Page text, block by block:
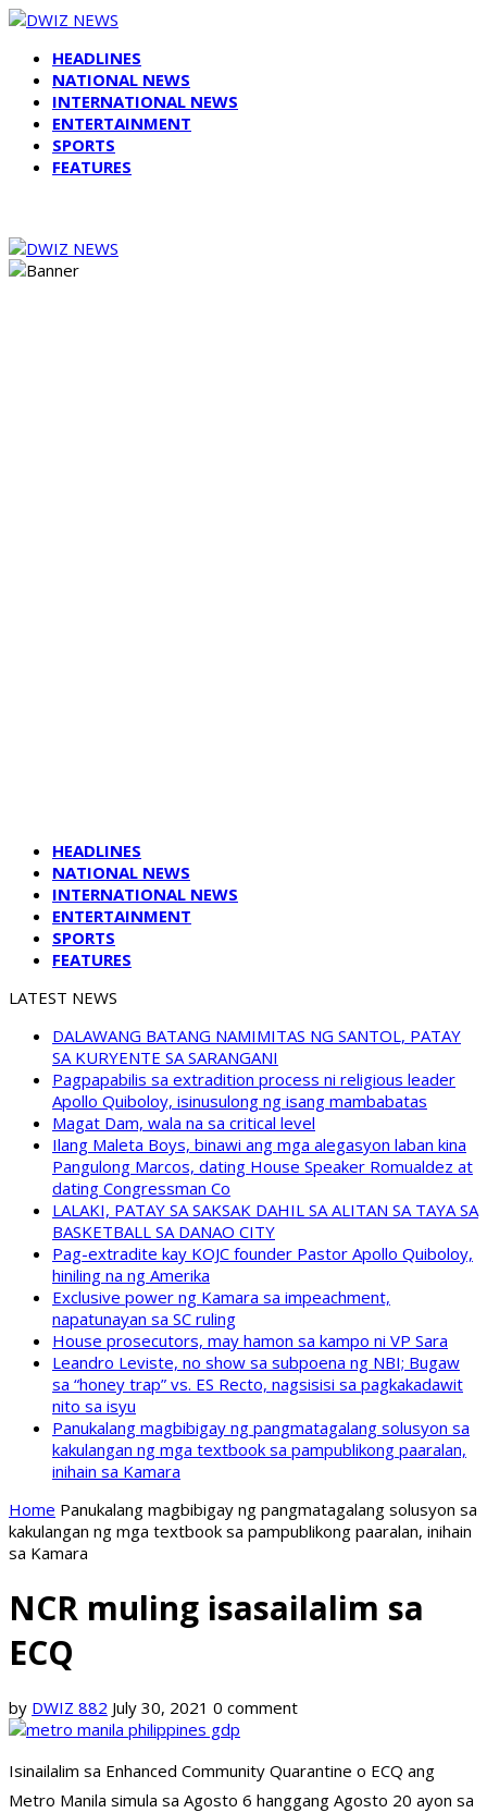
HEADLINES
NATIONAL NEWS
INTERNATIONAL NEWS
ENTERTAINMENT
SPORTS
FEATURES
HEADLINES
NATIONAL NEWS
INTERNATIONAL NEWS
ENTERTAINMENT
SPORTS
FEATURES
LATEST NEWS
DALAWANG BATANG NAMIMITAS NG SANTOL, PATAY
SA KURYENTE SA SARANGANI
Pagpapabilis sa extradition process ni religious leader
Apollo Quiboloy, isinusulong ng isang mambabatas
Magat Dam, wala na sa critical level
Ilang Maleta Boys, binawi ang mga alegasyon laban kina
Pangulong Marcos, dating House Speaker Romualdez at
dating Congressman Co
LALAKI, PATAY SA SAKSAK DAHIL SA ALITAN SA TAYA SA
BASKETBALL SA DANAO CITY
Pag-extradite kay KOJC founder Pastor Apollo Quiboloy,
hiniling na ng Amerika
Exclusive power ng Kamara sa impeachment,
napatunayan sa SC ruling
House prosecutors, may hamon sa kampo ni VP Sara
Leandro Leviste, no show sa subpoena ng NBI; Bugaw
sa “honey trap” vs. ES Recto, nagsisisi sa pagkakadawit
nito sa isyu
Panukalang magbibigay ng pangmatagalang solusyon sa
kakulangan ng mga textbook sa pampublikong paaralan,
inihain sa Kamara
Home Panukalang magbibigay ng pangmatagalang solusyon sa
kakulangan ng mga textbook sa pampublikong paaralan, inihain
sa Kamara
NCR muling isasailalim sa
ECQ
by DWIZ 882 July 30, 2021 0 comment
Isinailalim sa Enhanced Community Quarantine o ECQ ang
Metro Manila simula sa Agosto 6 hanggang Agosto 20 ayon sa